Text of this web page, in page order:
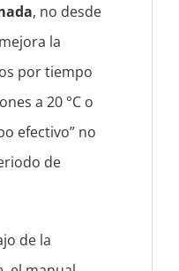
, no desde
la
por tiempo
a 20 °C o
efectivo” no
de
de la